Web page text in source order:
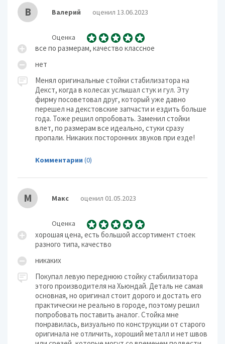
В Валерий оценил 13.06.2023
Оценка
все по размерам, качество классное
нет
Менял оригинальные стойки стабилизатора на
Декст, когда в колесах услышал стук и гул. Эту
фирму посоветовал друг, который уже давно
перешел на декстовские запчасти и ездить больше
года. Тоже решил опробовать. Заменил стойки
влет, по размерам все идеально, стуки сразу
пропали. Никаких посторонних звуков при езде!
Комментарии (0)
М Макс оценил 01.05.2023
Оценка
хорошая цена, есть большой ассортимент стоек
разного типа, качество
никаких
Покупал левую переднюю стойку стабилизатора
этого производителя на Хьюндай. Деталь не самая
основная, но оригинал стоит дорого и достать его
практически не реально в городе, поэтому решил
попробовать поставить аналог. Стойка мне
понравилась, визуально по конструкции от старого
оригинала не отличить, хороший металл и нет швов